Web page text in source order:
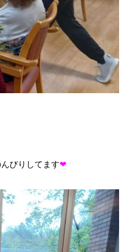
びりしてます❤